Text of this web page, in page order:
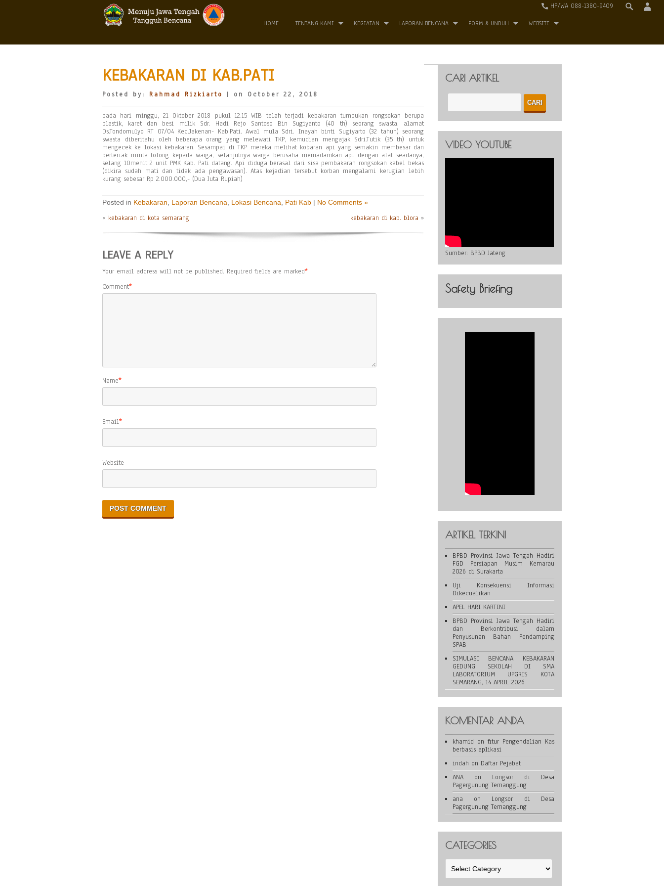
HP/WA 088-1380-9409
HOME TENTANG KAMI KEGIATAN LAPORAN BENCANA FORM & UNDUH WEBSITE
KEBAKARAN DI KAB.PATI
Posted by: Rahmad Rizkiarto | on October 22, 2018
pada hari minggu, 21 Oktober 2018 pukul 12.15 WIB telah terjadi kebakaran tumpukan rongsokan berupa
plastik, karet dan besi milik Sdr. Hadi Rejo Santoso Bin Sugiyanto (40 th) seorang swasta, alamat
Ds.Tondomulyo RT 07/04 Kec.Jakenan- Kab.Pati. Awal mula Sdri. Inayah binti Sugiyarto (32 tahun) seorang
swasta diberitahu oleh beberapa orang yang melewati TKP, kemudian mengajak Sdri.Tutik (35 th) untuk
mengecek ke lokasi kebakaran. Sesampai di TKP mereka melihat kobaran api yang semakin membesar dan
berteriak minta tolong kepada warga, selanjutnya warga berusaha memadamkan api dengan alat seadanya,
selang 10menit 2 unit PMK Kab. Pati datang. Api diduga berasal dari sisa pembakaran rongsokan kabel bekas
(dikira sudah mati dan tidak ada pengawasan). Atas kejadian tersebut korban mengalami kerugian lebih
kurang sebesar Rp 2.000.000,- (Dua Juta Rupiah)
Posted in Kebakaran Laporan Bencana Lokasi Bencana Pati Kab | No Comments »
« kebakaran di kota semarang kebakaran di kab. blora »
LEAVE A REPLY
Your email address will not be published. Required fields are marked*
Comment*
Name*
Email*
Website
CARI ARTIKEL
VIDEO YOUTUBE
Sumber: BPBD Jateng
Safety Briefing
ARTIKEL TERKINI
BPBD Provinsi Jawa Tengah Hadiri
FGD Persiapan Musim Kemarau
2026 di Surakarta
Uji Konsekuensi Informasi
Dikecualikan
APEL HARI KARTINI
BPBD Provinsi Jawa Tengah Hadiri
dan Berkontribusi dalam
Penyusunan Bahan Pendamping
SPAB
SIMULASI BENCANA KEBAKARAN
GEDUNG SEKOLAH DI SMA
LABORATORIUM UPGRIS KOTA
SEMARANG, 14 APRIL 2026
KOMENTAR ANDA
khamid on fitur Pengendalian Kas
berbasis aplikasi
indah on Daftar Pejabat
ANAon Longsor di Desa
Pagergunung Temanggung
ana on Longsor di Desa
Pagergunung Temanggung
CATEGORIES
Categories